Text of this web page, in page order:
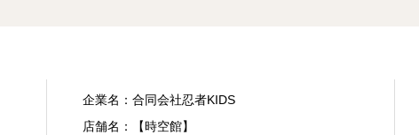
企業名：合同会社忍者KIDS
店舗名：【時空館】